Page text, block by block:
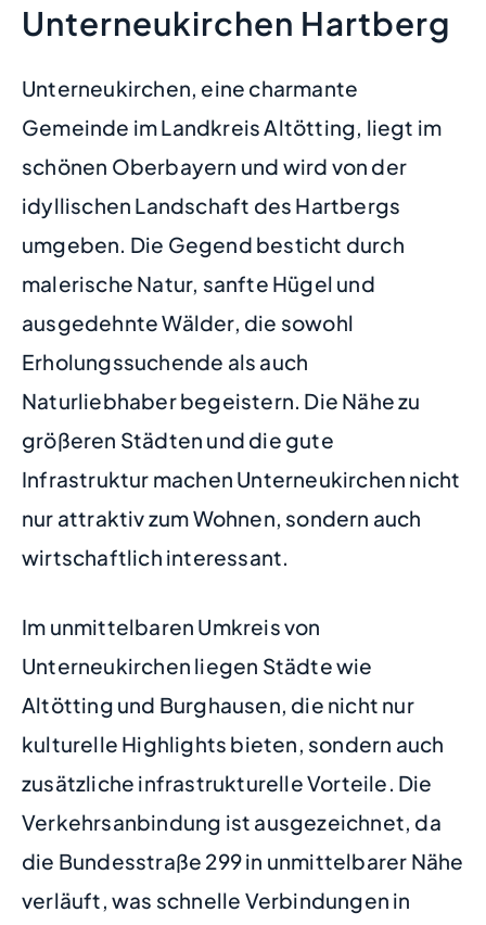
Unterneukirchen Hartberg
Unterneukirchen, eine charmante
Gemeinde im Landkreis Altötting, liegt im
schönen Oberbayern und wird von der
idyllischen Landschaft des Hartbergs
umgeben. Die Gegend besticht durch
malerische Natur, sanfte Hügel und
ausgedehnte Wälder, die sowohl
Erholungssuchende als auch
Naturliebhaber begeistern. Die Nähe zu
größeren Städten und die gute
Infrastruktur machen Unterneukirchen nicht
nur attraktiv zum Wohnen, sondern auch
wirtschaftlich interessant.
Im unmittelbaren Umkreis von
Unterneukirchen liegen Städte wie
Altötting und Burghausen, die nicht nur
kulturelle Highlights bieten, sondern auch
zusätzliche infrastrukturelle Vorteile. Die
Verkehrsanbindung ist ausgezeichnet, da
die Bundesstraße 299 in unmittelbarer Nähe
verläuft, was schnelle Verbindungen in